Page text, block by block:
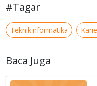
#Tagar
TeknikInformatika
Baca Juga